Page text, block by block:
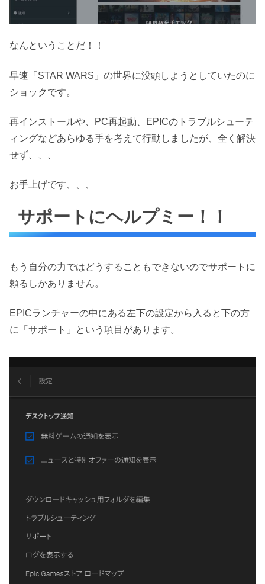
なんということだ！！
早速「STAR WARS」の世界に没頭しようとしていたのに
ショックです。
再インストールや、PC再起動、EPICのトラブルシューテ
ィングなどあらゆる手を考えて行動しましたが、全く解決
せず、、、
お手上げです、、、
サポートにヘルプミー！！
もう自分の力ではどうすることもできないのでサポートに
頼るしかありません。
EPICランチャーの中にある左下の設定から入ると下の方
に「サポート」という項目があります。